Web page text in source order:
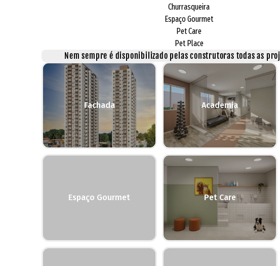
Churrasqueira
Espaço Gourmet
Pet Care
Pet Place
Nem sempre é disponibilizado pelas construtoras todas as
Fachada Academia
Espaço Gourmet Pet Care